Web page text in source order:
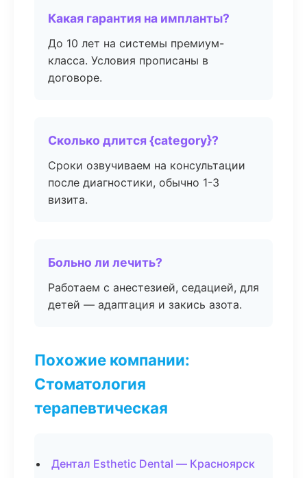
Какая гарантия на импланты?
До 10 лет на системы премиум-
класса. Условия прописаны в
договоре.
Сколько длится {category}?
Сроки озвучиваем на консультации
после диагностики, обычно 1-3
визита.
Больно ли лечить?
Работаем с анестезией, седацией, для
детей — адаптация и закись азота.
Похожие компании:
Стоматология
терапевтическая
Дентал Esthetic Dental — Красноярск